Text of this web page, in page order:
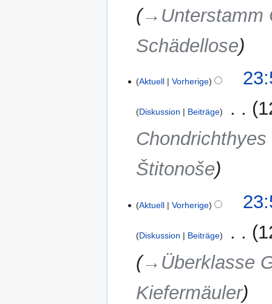
→‎Unterstamm
Schädellose
Aktuell Vorherige
Diskussion Beiträge
Štitonoše
Aktuell Vorherige
Diskussion Beiträge
→‎Überklasse
Kiefermäuler